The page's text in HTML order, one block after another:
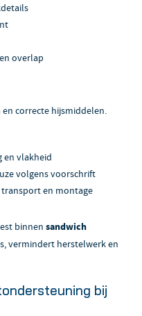
overlap
correcte hijsmiddelen.
en vlakheid
volgens voorschrift
transport en montage
binnen sandwich
vermindert herstelwerk en
bij